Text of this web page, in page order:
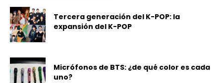
Tercera generación del K-POP: la
expansión del K-POP
Micrófonos de BTS: ¿de qué color es cada
uno?